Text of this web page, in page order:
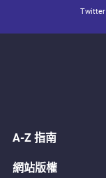
Twitter
A-Z 指南
網站版權